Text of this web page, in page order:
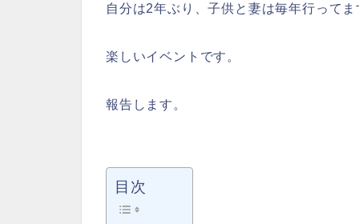
自分は2年ぶり、子供と妻は毎年行ってま
楽しいイベントです。
報告します。
目次